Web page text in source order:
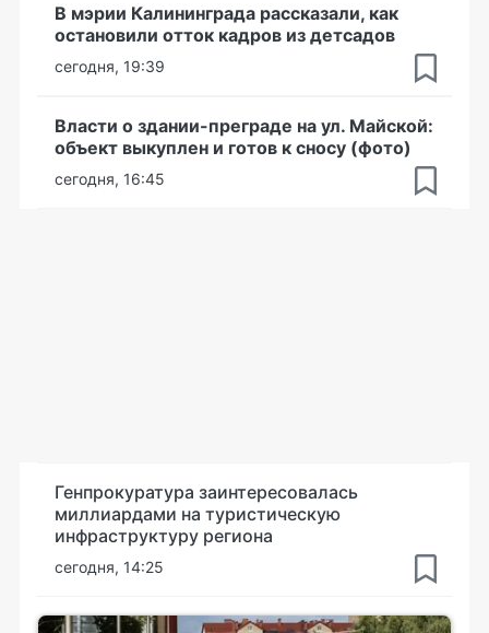
В мэрии Калининграда рассказали, как
остановили отток кадров из детсадов
сегодня, 19:39
Власти о здании-преграде на ул. Майской:
объект выкуплен и готов к сносу (фото)
сегодня, 16:45
Генпрокуратура заинтересовалась
миллиардами на туристическую
инфраструктуру региона
сегодня, 14:25